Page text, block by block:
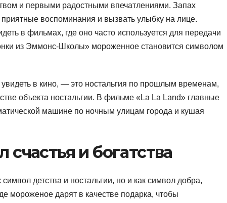
и первыми радостными впечатлениями. Запах
воспоминания и вызвать улыбку на лице.
в фильмах, где оно часто используется для передачи
из Эммонс-Школы» мороженное становится символом
в кино, — это ностальгия по прошлым временам,
объекта ностальгии. В фильме «La La Land» главные
машине по ночным улицам города и кушая
и богатства
детства и ностальгии, но и как символ добра,
мороженое дарят в качестве подарка, чтобы